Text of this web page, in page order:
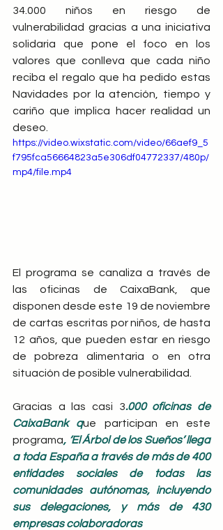
34.000 niños en riesgo de
vulnerabilidad gracias a una iniciativa
solidaria que pone el foco en los
valores que conlleva que cada niño
reciba el regalo que ha pedido estas
Navidades por la atención, tiempo y
cariño que implica hacer realidad un
deseo.
https://video.wixstatic.com/video/66aef9_5
f795fca56664823a5e306df04772337/480p/
mp4/file.mp4
El programa se canaliza a través de
las oficinas de CaixaBank, que
disponen desde este 19 de noviembre
de cartas escritas por niños, de hasta
12 años, que pueden estar en riesgo
de pobreza alimentaria o en otra
situación de posible vulnerabilidad.
Gracias a las casi 3.000 oficinas de
CaixaBank que participan en este
programa, ‘El Árbol de los Sueños’ llega
a toda España a través de más de 400
entidades sociales de todas las
comunidades autónomas, incluyendo
sus delegaciones, y más de 430
empresas colaboradoras